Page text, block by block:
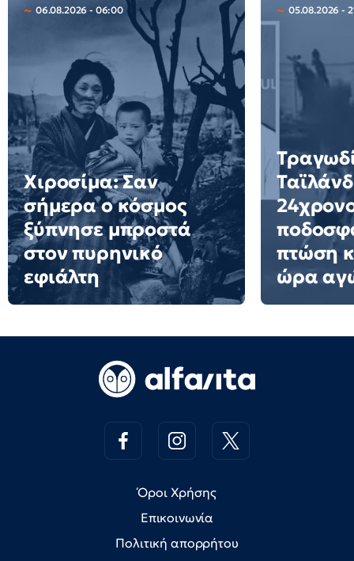
06.08.2026 - 06:00
Χιροσίμα: Σαν
σήμερα ο κόσμος
ξύπνησε μπροστά
στον πυρηνικό
εφιάλτη
05.08.2026 -
πτώση
ώρα
Όροι Χρήσης
Επικοινωνία
Πολιτική απορρήτου